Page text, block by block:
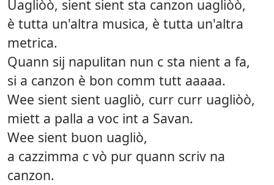
Uagliòò, sient sient sta canzon uagliòò,
è tutta un'altra musica, è tutta un'altra
metrica.
Quann sij napulitan nun c sta nient a fa,
si a canzon è bon comm tutt aaaaa.
Wee sient sient uagliò, curr curr uagliòò,
miett a palla a voc int a Savan.
Wee sient buon uagliò,
a cazzimma c vò pur quann scriv na
canzon.